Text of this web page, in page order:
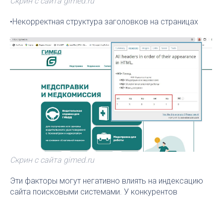
•Некорректная структура заголовков на страницах
Скрин с сайта gimed.ru
Эти факторы могут негативно влиять на индексацию
сайта поисковыми системами. У конкурентов